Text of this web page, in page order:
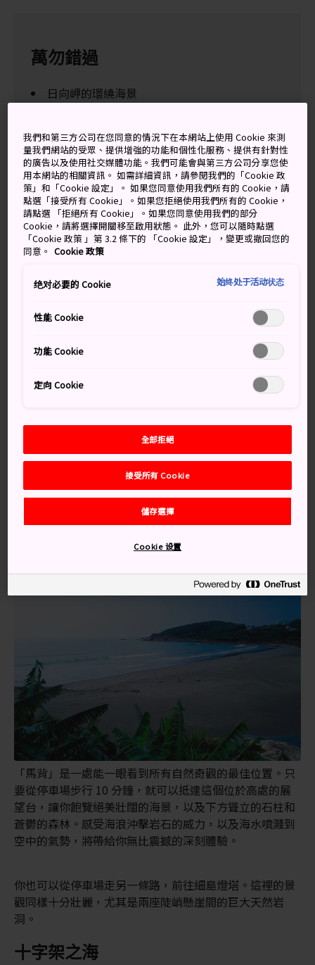
萬勿錯過
日向岬的環繞海景
衝在日本最棒的浪頭上
交通方式
可以開車或乘搭電車前往日向。
之後就可以一路直達日向。或是從宮崎站乘搭日豐本線的
的一般列車，然後在日向市站下車。
不過日向有一些觀光景點必須開車才能到達，所以如果乘
搭電車來日向，可以在日向市車站包一天的的士載你到處
走走看看，車站外的旅客中心可以為你輕鬆安排妥當。
便。你可以在日向市站的町站富高物產館租借單車，選擇
有普通單車、電動單車和越野單車。
要征服日向岬的狂野大浪，還是拿起
相機觀浪取景都由你決定
日向岬是日豐國立公園的一部分，擁有原始的火山岩海岸
地形，以及豐富獨特的植物群落生態。
「馬背」是一處能一眼看到所有自然奇觀的最佳位置。只
要從停車場步行 10 分鐘，就可以抵達這個位於高處的展
望台，讓你飽覽絕美壯闊的海景，以及下方聳立的石柱和
蒼鬱的森林。感受海浪沖擊岩石的威力，以及海水噴濺到
空中的氣勢，將帶給你無比震撼的深刻體驗。
你也可以從停車場走另一條路，前往細島燈塔。這裡的景
觀同樣十分壯麗，尤其是兩座陡峭懸崖間的巨大天然岩
洞。
十字架之海
我們和第三方公司在您同意的情況下在本網站上使用 Cookie 來測
量我們網站的受眾、提供增強的功能和個性化服務、提供有針對性
的廣告以及使用社交媒體功能。我們可能會與第三方公司分享您使
用本網站的相關資訊。 如需詳細資訊，請參閱我們的「Cookie 政
策」和「Cookie 設定」。 如果您同意使用我們所有的 Cookie，請
點選「接受所有 Cookie」。如果您拒絕使用我們所有的 Cookie，
請點選 「拒絕所有 Cookie」。如果您同意使用我們的部分
Cookie，請將選擇開關移至啟用狀態。 此外，您可以隨時點選
「Cookie 政策 」第 3.2 條下的 「Cookie 設定」，變更或撤回您的
同意。 Cookie 政策
绝对必要的 Cookie 始终处于活动状态
性能 Cookie
功能 Cookie
定向 Cookie
全部拒絕
接受所有 Cookie
儲存選擇
Cookie 设置